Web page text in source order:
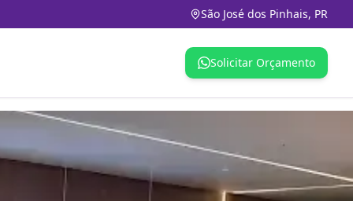
São José dos Pinhais, PR
Solicitar Orçamento